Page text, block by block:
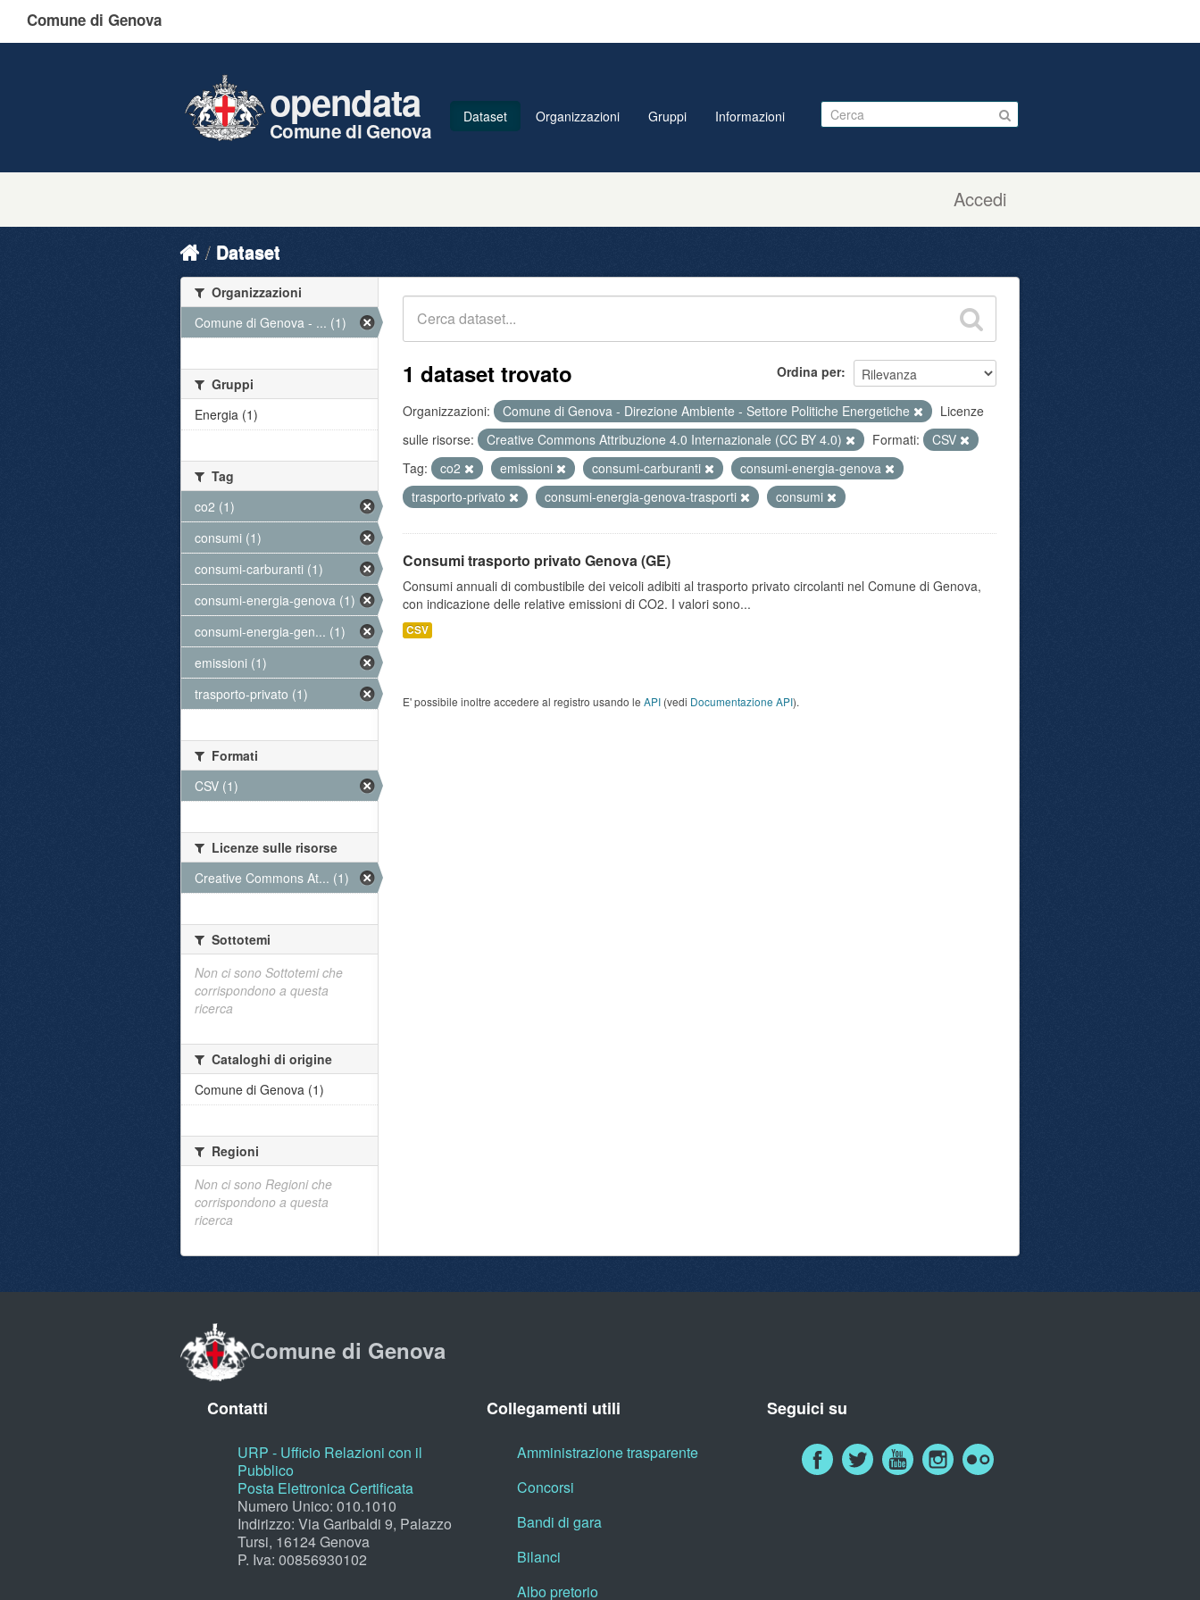
Comune di Genova
Accedi
opendata
Comune di Genova
Dataset Organizzazioni Gruppi Informazioni
Dataset
Ordina per
1 dataset trovato
Organizzazioni: Comune di Genova - Direzione Ambiente - Settore Politiche Energetiche
Licenze
sulle risorse:
Creative Commons Attribuzione 4.0 Internazionale (CC BY 4.0) Formati:
CSV
Tag:
co2 emissioni consumi-carburanti
consumi-energia-genova
trasporto-privato
consumi-energia-genova-trasporti consumi
Consumi trasporto privato Genova (GE)
Consumi annuali di combustibile dei veicoli adibiti al trasporto privato circolanti nel Comune di Genova,
con indicazione delle relative emissioni di CO2. I valori sono...
CSV
E' possibile inoltre accedere al registro usando le API (vedi Documentazione API).
Organizzazioni
Comune di Genova - ... (1)
Gruppi
Energia (1)
Tag
co2 (1)
consumi (1)
consumi-carburanti (1)
consumi-energia-genova (1)
consumi-energia-gen... (1)
emissioni (1)
trasporto-privato (1)
Formati
CSV (1)
Licenze sulle risorse
Creative Commons At... (1)
Sottotemi
Non ci sono Sottotemi che
corrispondono a questa
ricerca
Cataloghi di origine
Comune di Genova (1)
Regioni
Non ci sono Regioni che
corrispondono a questa
ricerca
Comune di Genova
Contatti
URP - Ufficio Relazioni con il
Pubblico
Posta Elettronica Certificata
Numero Unico: 010.1010
Indirizzo: Via Garibaldi 9, Palazzo
Tursi, 16124 Genova
P. Iva: 00856930102
Collegamenti utili
Amministrazione trasparente
Concorsi
Bandi di gara
Bilanci
Albo pretorio
Seguici su